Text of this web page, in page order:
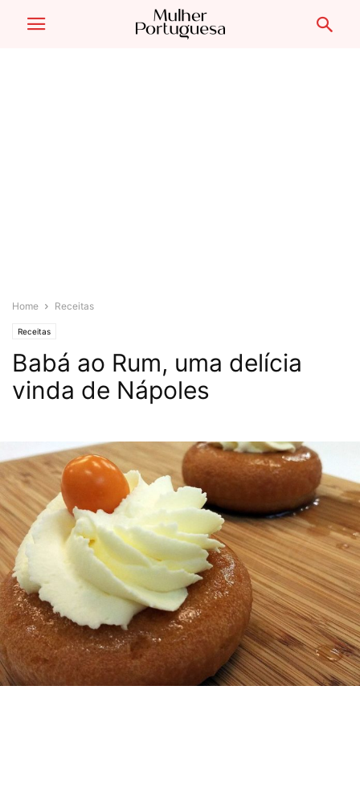
Home Receitas
Receitas
Babá ao Rum, uma delícia
vinda de Nápoles